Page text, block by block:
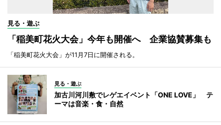
見る・遊ぶ
「稲美町花火大会」今年も開催へ 企業協賛募集も
「稲美町花火大会」が11月7日に開催される。
見る・遊ぶ
加古川河川敷でレゲエイベント「ONE LOVE」 テ
ーマは音楽・食・自然